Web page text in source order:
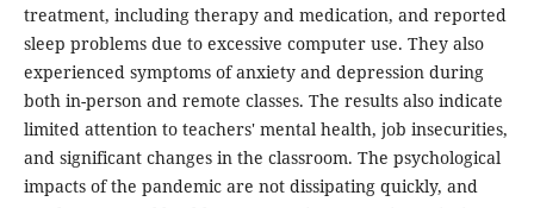
treatment, including therapy and medication, and reported
sleep problems due to excessive computer use. They also
experienced symptoms of anxiety and depression during
both in-person and remote classes. The results also indicate
limited attention to teachers' mental health, job insecurities,
and significant changes in the classroom. The psychological
impacts of the pandemic are not dissipating quickly, and